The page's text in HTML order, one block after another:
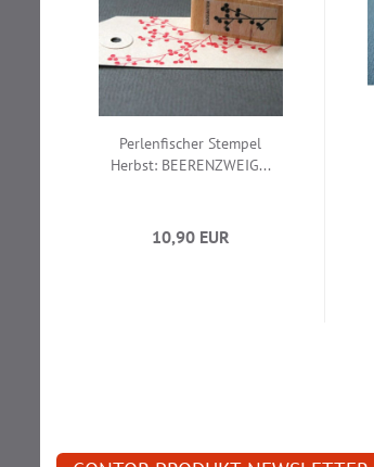
Perlenfischer Stempel
Herbst: BEERENZWEIG...
10,90 EUR